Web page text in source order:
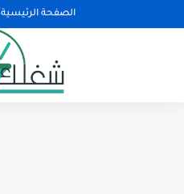
الصفحة الرئيسية